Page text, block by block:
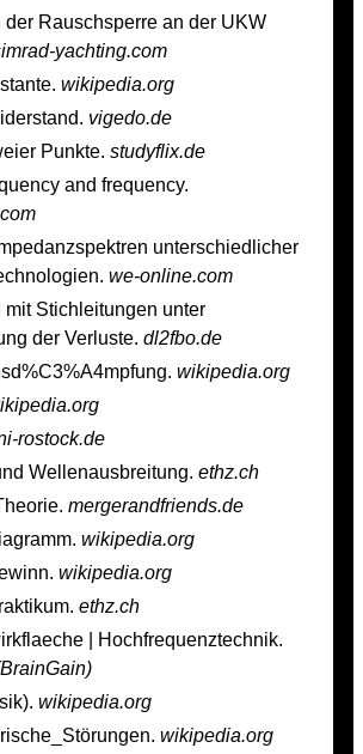
Rauschsperre an der UKW
yachting.com
wikipedia.org
vigedo.de
Punkte. studyflix.de
and frequency.
unterschiedlicher
we-online.com
mit Stichleitungen unter
der Verluste. dl2fbo.de
wikipedia.org
rostock.de
Wellenausbreitung. ethz.ch
mergerandfriends.de
wikipedia.org
wikipedia.org
ethz.ch
| Hochfrequenztechnik.
wikipedia.org
wikipedia.org